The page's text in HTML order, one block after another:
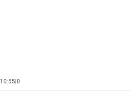
10:55 0